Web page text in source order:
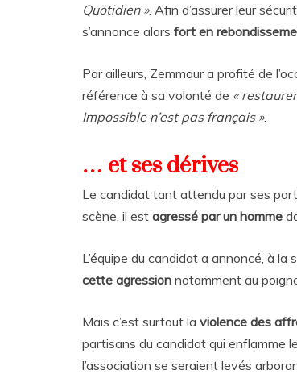
Quotidien ». Afin d’assurer leur
s’annonce alors fort en
Par ailleurs, Zemmour a profité de
référence à sa volonté de «
Impossible n’est pas français ».
… et ses dérives
Le candidat tant attendu par ses
scène, il est agressé par un homme
L’équipe du candidat a annoncé, à la
cette agression notamment au
Mais c’est surtout la violence des
partisans du candidat qui enflamme
l’association se seraient levés